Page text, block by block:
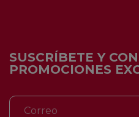
SUSCRÍBETE Y
PROMOCIONES